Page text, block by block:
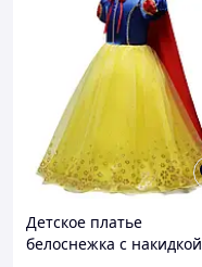
Детское платье
белоснежка с накидкой